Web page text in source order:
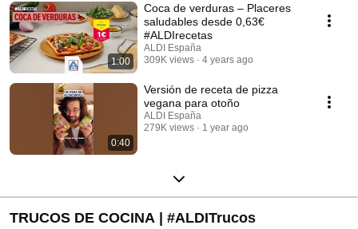
1:00
Coca de verduras – Placeres
saludables desde 0,63€​
#ALDIrecetas
ALDI España
309K views
4 years ago
0:40
Versión de receta de pizza
vegana para otoño
ALDI España
279K views
1 year ago
TRUCOS DE COCINA | #ALDITrucos